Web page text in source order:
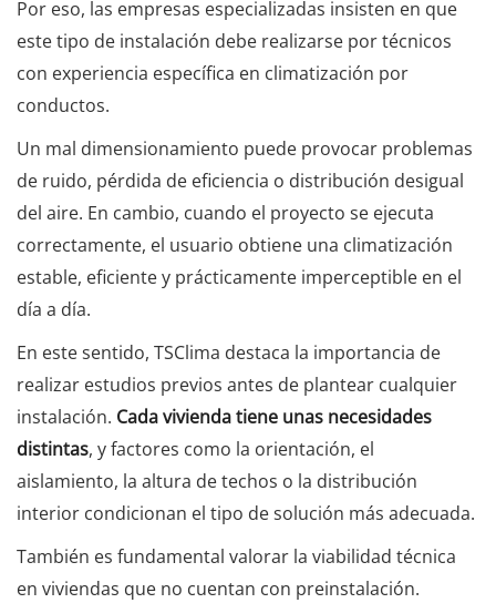
Por eso, las empresas especializadas insisten en que
este tipo de instalación debe realizarse por técnicos
con experiencia específica en climatización por
conductos.
Un mal dimensionamiento puede provocar problemas
de ruido, pérdida de eficiencia o distribución desigual
del aire. En cambio, cuando el proyecto se ejecuta
correctamente, el usuario obtiene una climatización
estable, eficiente y prácticamente imperceptible en el
día a día.
En este sentido, TSClima destaca la importancia de
realizar estudios previos antes de plantear cualquier
instalación. Cada vivienda tiene unas necesidades
distintas, y factores como la orientación, el
aislamiento, la altura de techos o la distribución
interior condicionan el tipo de solución más adecuada.
También es fundamental valorar la viabilidad técnica
en viviendas que no cuentan con preinstalación.